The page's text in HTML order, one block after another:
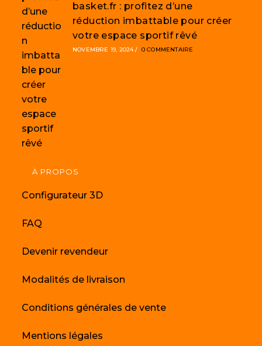
basket.fr : profitez d’une
réduction imbattable pour créer
votre espace sportif rêvé
NOVEMBRE 19, 2024 / 0 COMMENTAIRE
À PROPOS
Configurateur 3D
FAQ
Devenir revendeur
Modalités de livraison
Conditions générales de vente
Mentions légales